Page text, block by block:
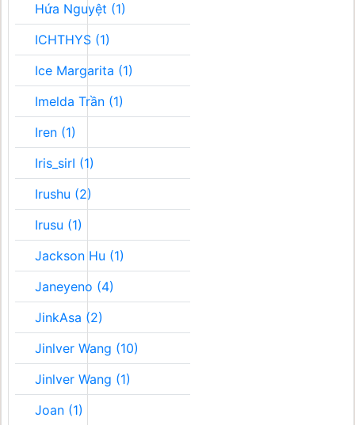
Hứa Nguyệt (1)
ICHTHYS (1)
Ice Margarita (1)
Imelda Trần (1)
Iren (1)
Iris_sirI (1)
Irushu (2)
Irusu (1)
Jackson Hu (1)
Janeyeno (4)
JinkAsa (2)
Jinlver Wang (10)
Jinlver Wang (1)
Joan (1)